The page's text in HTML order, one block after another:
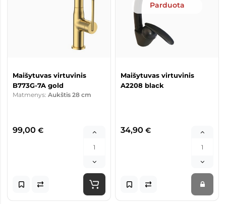
Maišytuvas virtuvinis
B773G-7A gold
Matmenys: Aukštis 28 cm
99,00 €
Parduota
Maišytuvas virtuvinis
A2208 black
34,90 €